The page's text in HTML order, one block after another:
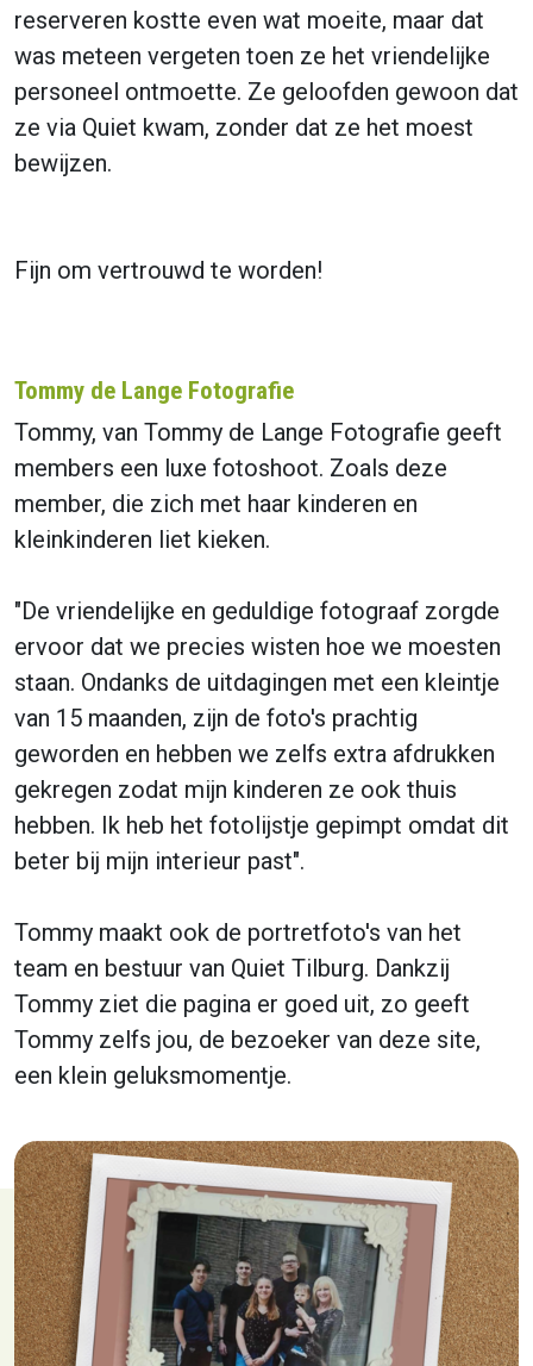
reserveren kostte even wat moeite, maar dat
was meteen vergeten toen ze het vriendelijke
personeel ontmoette. Ze geloofden gewoon dat
ze via Quiet kwam, zonder dat ze het moest
bewijzen.
Fijn om vertrouwd te worden!
Tommy de Lange Fotografie
Tommy, van Tommy de Lange Fotografie geeft
members een luxe fotoshoot. Zoals deze
member, die zich met haar kinderen en
kleinkinderen liet kieken.
"De vriendelijke en geduldige fotograaf zorgde
ervoor dat we precies wisten hoe we moesten
staan. Ondanks de uitdagingen met een kleintje
van 15 maanden, zijn de foto's prachtig
geworden en hebben we zelfs extra afdrukken
gekregen zodat mijn kinderen ze ook thuis
hebben. Ik heb het fotolijstje gepimpt omdat dit
beter bij mijn interieur past".
Tommy maakt ook de portretfoto's van het
team en bestuur van Quiet Tilburg. Dankzij
Tommy ziet die pagina er goed uit, zo geeft
Tommy zelfs jou, de bezoeker van deze site,
een klein geluksmomentje.